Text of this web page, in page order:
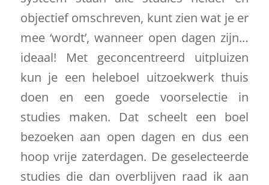
objectief omschreven, kunt zien wat je er
mee ‘wordt’, wanneer open dagen zijn…
ideaal! Met geconcentreerd uitpluizen
kun je een heleboel uitzoekwerk thuis
doen en een goede voorselectie in
studies maken. Dat scheelt een boel
bezoeken aan open dagen en dus een
hoop vrije zaterdagen. De geselecteerde
studies die dan overblijven raad ik aan